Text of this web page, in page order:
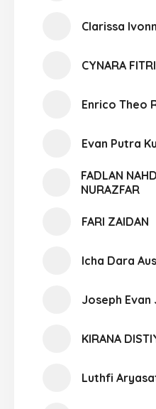
Clarissa
CYNARA
Enrico Theo
Evan Putra
FADLAN
NURAZFAR
FARI ZAIDAN
Icha Dara
Joseph Evan
KIRANA
Luthfi